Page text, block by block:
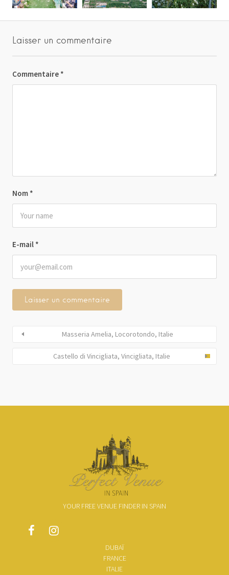
Laisser un commentaire
Commentaire *
Nom *
E-mail *
Masseria Amelia, Locorotondo, Italie
Castello di Vincigliata, Vincigliata, Italie
YOUR FREE VENUE FINDER IN SPAIN
DUBAÏ
FRANCE
ITALIE